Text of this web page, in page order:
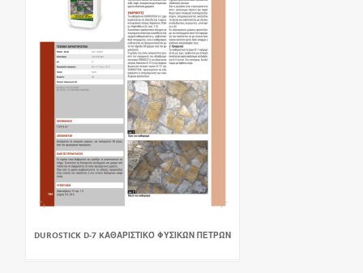
DUROSTICK D-7 KΑΘΑΡΙΣΤΙΚΌ ΦΥΣΙΚΏΝ ΠΕΤΡΏΝ